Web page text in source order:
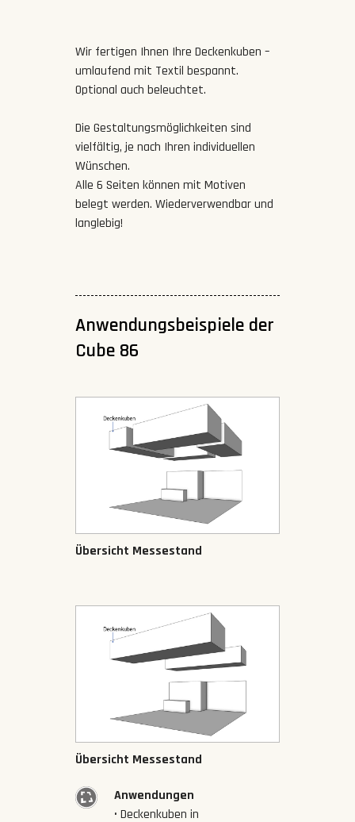
Wir fertigen Ihnen Ihre Deckenkuben –
umlaufend mit Textil bespannt.
Optional auch beleuchtet.
Die Gestaltungsmöglichkeiten sind
vielfältig, je nach Ihren individuellen
Wünschen.
Alle 6 Seiten können mit Motiven
belegt werden. Wiederverwendbar und
langlebig!
Anwendungsbeispiele der
Cube 86
Übersicht Messestand
Übersicht Messestand
Anwendungen
• Deckenkuben in